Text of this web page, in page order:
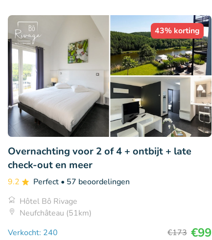
43% korting
Overnachting voor 2 of 4 + ontbijt + late
check-out en meer
9.2 Perfect • 57 beoordelingen
Hôtel Bô Rivage
Neufchâteau (51km)
Verkocht: 240
€173 €99